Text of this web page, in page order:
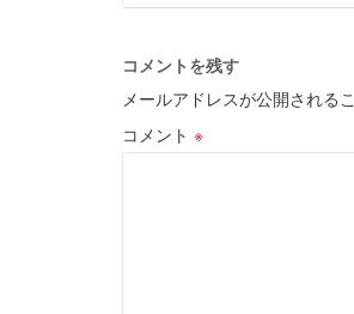
コメントを残す
メールアドレスが公開される
コメント ※